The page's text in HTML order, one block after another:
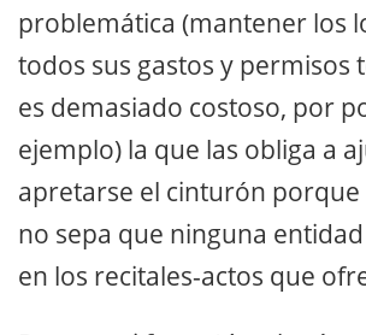
problemática (mantener los
todos sus gastos y permisos
es demasiado costoso, por
ejemplo) la que las obliga a
apretarse el cinturón porque
no sepa que ninguna
en los recitales-actos que